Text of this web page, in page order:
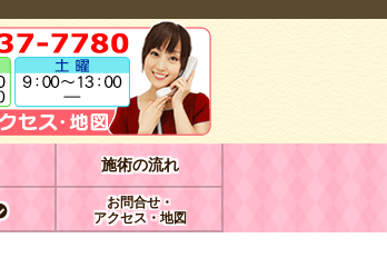
施術の流れ
お問合せ・
アクセス・地図